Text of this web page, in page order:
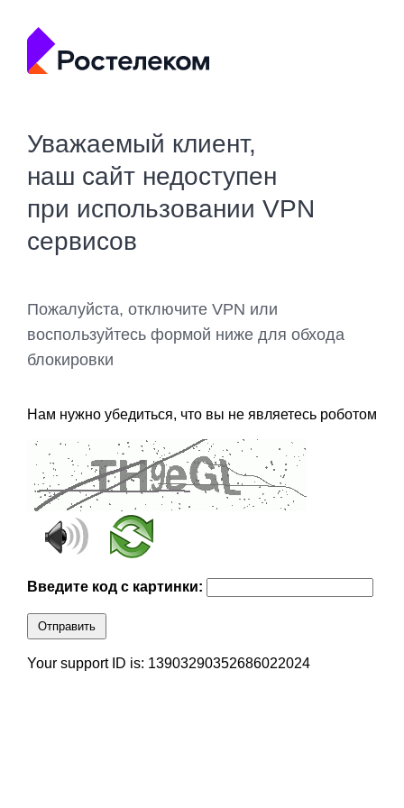
Уважаемый клиент,
наш сайт недоступен
при использовании VPN
сервисов
Пожалуйста, отключите VPN или
воспользуйтесь формой ниже для обхода
блокировки
Нам нужно убедиться, что вы не являетесь роботом
Введите код с картинки:
Отправить
Your support ID is: 13903290352686022024